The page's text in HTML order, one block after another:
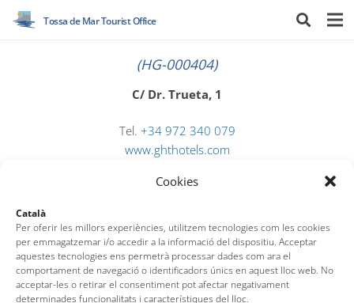
Cookies
Català
Per oferir les millors experiències, utilitzem tecnologies com les cookies
per emmagatzemar i/o accedir a la informació del dispositiu. Acceptar
aquestes tecnologies ens permetrà processar dades com ara el
comportament de navegació o identificadors únics en aquest lloc web. No
acceptar-les o retirar el consentiment pot afectar negativament
determinades funcionalitats i característiques del lloc.
Tossa de Mar Tourist Office
(HG-000404)
C/ Dr. Trueta, 1
Tel. +34 972 340 079
www.ghthotels.com